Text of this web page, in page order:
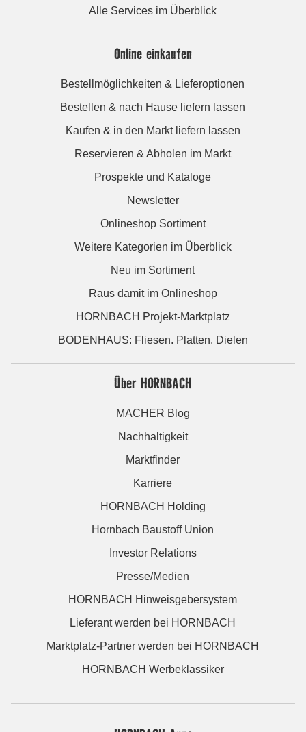
Alle Services im Überblick
Online einkaufen
Bestellmöglichkeiten & Lieferoptionen
Bestellen & nach Hause liefern lassen
Kaufen & in den Markt liefern lassen
Reservieren & Abholen im Markt
Prospekte und Kataloge
Newsletter
Onlineshop Sortiment
Weitere Kategorien im Überblick
Neu im Sortiment
Raus damit im Onlineshop
HORNBACH Projekt-Marktplatz
BODENHAUS: Fliesen. Platten. Dielen
Über HORNBACH
MACHER Blog
Nachhaltigkeit
Marktfinder
Karriere
HORNBACH Holding
Hornbach Baustoff Union
Investor Relations
Presse/Medien
HORNBACH Hinweisgebersystem
Lieferant werden bei HORNBACH
Marktplatz-Partner werden bei HORNBACH
HORNBACH Werbeklassiker